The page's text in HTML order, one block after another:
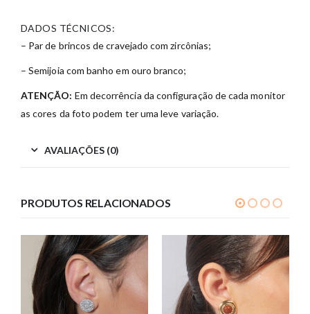
DADOS TÉCNICOS:
– Par de brincos de cravejado com zircônias;
– Semijoia com banho em ouro branco;
ATENÇÃO: Em decorrência da configuração de cada monitor
as cores da foto podem ter uma leve variação.
AVALIAÇÕES (0)
PRODUTOS RELACIONADOS